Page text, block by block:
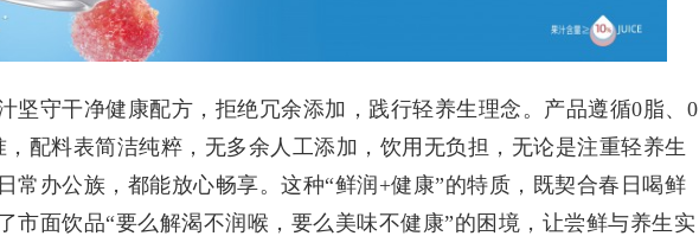
守干净健康配方，拒绝冗余添加，践行轻养生理念。产品遵循0脂、0
配料表简洁纯粹，无多余人工添加，饮用无负担，无论是注重轻养生
常办公族，都能放心畅享。这种“鲜润+健康”的特质，既契合春日喝鲜
市面饮品“要么解渴不润喉，要么美味不健康”的困境，让尝鲜与养生实